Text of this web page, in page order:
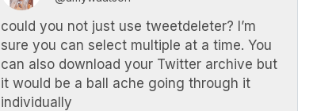
could you not just use tweetdeleter? I’m
sure you can select multiple at a time. You
can also download your Twitter archive but
it would be a ball ache going through it
individually